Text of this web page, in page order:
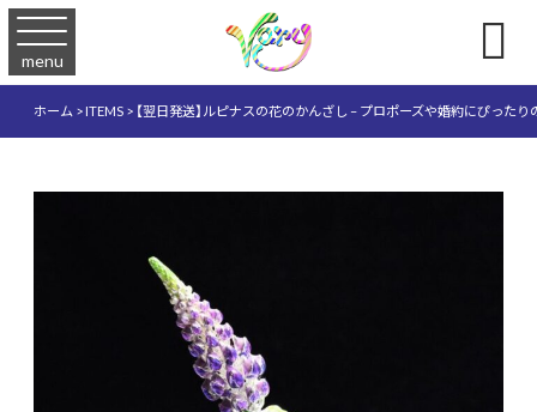
menu 
ホーム>ITEMS> 【翌日発送】ルピナスの花のかんざし – プロポーズや婚約にぴった